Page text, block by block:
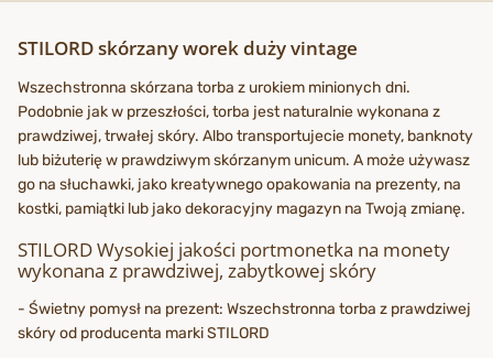
STILORD skórzany worek duży vintage
Wszechstronna skórzana torba z urokiem minionych dni.
Podobnie jak w przeszłości, torba jest naturalnie wykonana z
prawdziwej, trwałej skóry. Albo transportujecie monety, banknoty
lub biżuterię w prawdziwym skórzanym unicum. A może używasz
go na słuchawki, jako kreatywnego opakowania na prezenty, na
kostki, pamiątki lub jako dekoracyjny magazyn na Twoją zmianę.
STILORD Wysokiej jakości portmonetka na monety
wykonana z prawdziwej, zabytkowej skóry
- Świetny pomysł na prezent: Wszechstronna torba z prawdziwej
skóry od producenta marki STILORD